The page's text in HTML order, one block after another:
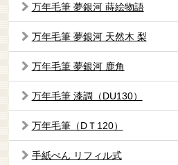
万年毛筆 夢銀河 蒔絵物語
万年毛筆 夢銀河 天然木 梨
万年毛筆 夢銀河 鹿角
万年毛筆 漆調（DU130）
万年毛筆（DＴ120）
手紙ぺん リフィル式